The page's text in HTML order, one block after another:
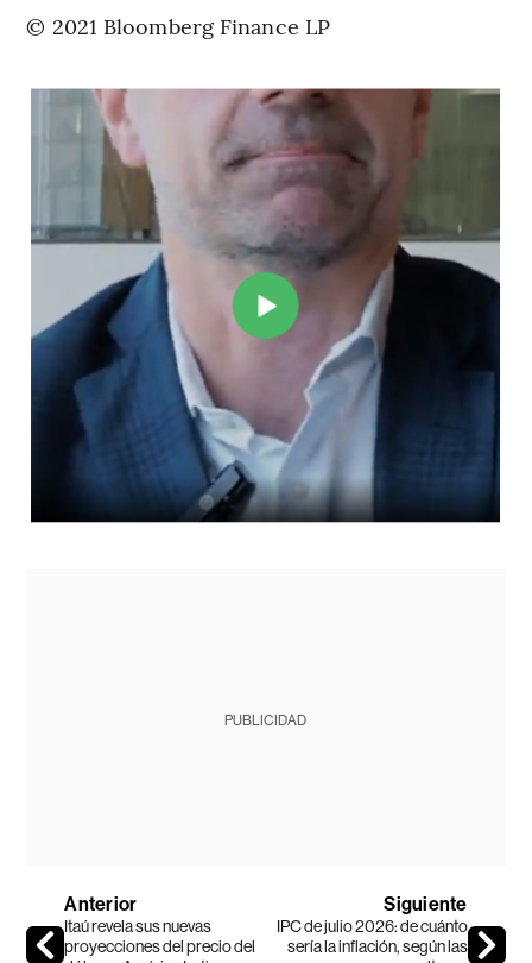
© 2021 Bloomberg Finance LP
PUBLICIDAD
Anterior
Itaú revela sus nuevas
proyecciones del precio del
Siguiente
IPC de julio 2026: de cuánto
sería la inflación, según las